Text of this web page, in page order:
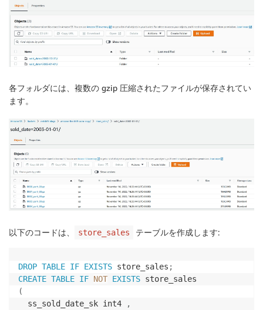
各フォルダには、複数の gzip 圧縮されたファイルが保存されてい
ます。
以下のコードは、 store_sales テーブルを作成します:
DROP TABLE IF EXISTS store_sales ;
CREATE TABLE IF NOT EXISTS
(
  ss_sold_date_sk int4
,